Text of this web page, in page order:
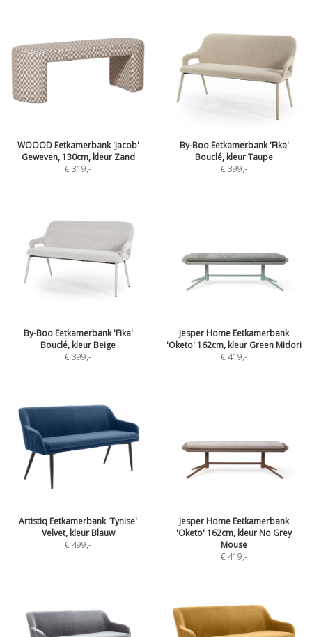
WOOOD Eetkamerbank 'Jacob'
Geweven, 130cm, kleur Zand
€ 319,-
By-Boo Eetkamerbank 'Fika'
Bouclé, kleur Taupe
€ 399,-
By-Boo Eetkamerbank 'Fika'
Bouclé, kleur Beige
€ 399,-
Jesper Home Eetkamerbank
'Oketo' 162cm, kleur Green Midori
€ 419,-
Artistiq Eetkamerbank 'Tynise'
Velvet, kleur Blauw
€ 499,-
Jesper Home Eetkamerbank
'Oketo' 162cm, kleur No Grey
Mouse
€ 419,-